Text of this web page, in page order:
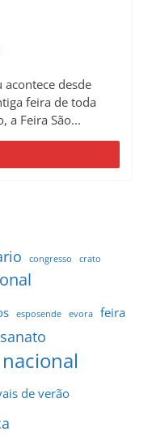
acontece desde
feira de toda
a Feira São...
congresso crato
esposende evora
feira
de verão